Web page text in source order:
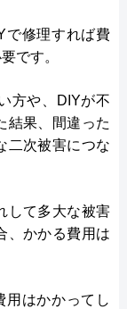
で修理すれば費
です。
方や、DIYが不
結果、間違った
二次被害につな
して多大な被害
、かかる費用は
用はかかってし